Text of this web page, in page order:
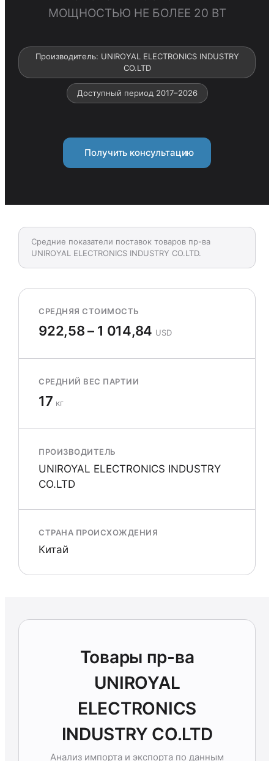
МОЩНОСТЬЮ НЕ БОЛЕЕ 20 ВТ
Производитель: UNIROYAL ELECTRONICS INDUSTRY
CO.LTD
Доступный период 2017–2026
Получить консультацию
Средние показатели поставок товаров пр-ва
UNIROYAL ELECTRONICS INDUSTRY CO.LTD.
СРЕДНЯЯ СТОИМОСТЬ
922,58 – 1 014,84 USD
СРЕДНИЙ ВЕС ПАРТИИ
17 кг
ПРОИЗВОДИТЕЛЬ
UNIROYAL ELECTRONICS INDUSTRY
CO.LTD
СТРАНА ПРОИСХОЖДЕНИЯ
Китай
Товары пр-ва
UNIROYAL
ELECTRONICS
INDUSTRY CO.LTD
Анализ импорта и экспорта по данным